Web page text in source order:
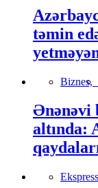
təmin
Biznes,
Ənənəvi
altında: